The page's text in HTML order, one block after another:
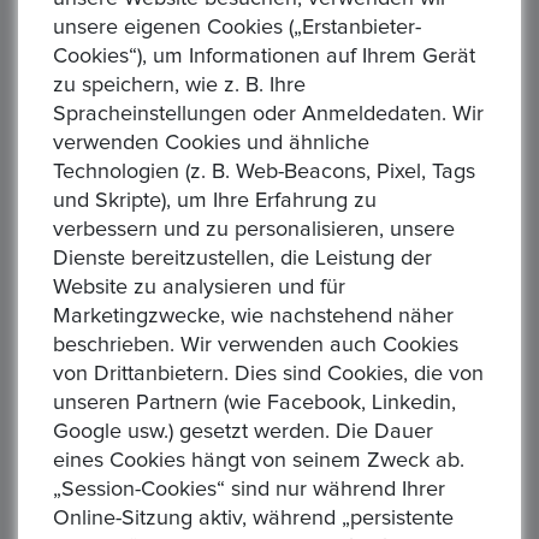
oder Garantie
Art des Verkäufers :Privatverkäufer
Art der Steuer :Keine zusätzliche Steuer
Sendung :DHL
Zahlung :, Paypal
Bitte haben Sie Verständnis dafür,
Ähnliche Produkte
unsere eigenen Cookies („Erstanbieter-
Cookies“), um Informationen auf Ihrem Gerät
zu speichern, wie z. B. Ihre
Spracheinstellungen oder Anmeldedaten. Wir
verwenden Cookies und ähnliche
Technologien (z. B. Web-Beacons, Pixel, Tags
und Skripte), um Ihre Erfahrung zu
verbessern und zu personalisieren, unsere
Dienste bereitzustellen, die Leistung der
Website zu analysieren und für
Marketingzwecke, wie nachstehend näher
beschrieben. Wir verwenden auch Cookies
von Drittanbietern. Dies sind Cookies, die von
unseren Partnern (wie Facebook, Linkedin,
Google usw.) gesetzt werden. Die Dauer
eines Cookies hängt von seinem Zweck ab.
„Session-Cookies“ sind nur während Ihrer
Online-Sitzung aktiv, während „persistente